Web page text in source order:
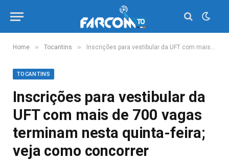
Home » Tocantins » Inscrições para vestibular da UFT com mais de 700 vagas terminam nesta quinta-feira; veja como concorrer
TOCANTINS
Inscrições para vestibular da
UFT com mais de 700 vagas
terminam nesta quinta-feira;
veja como concorrer